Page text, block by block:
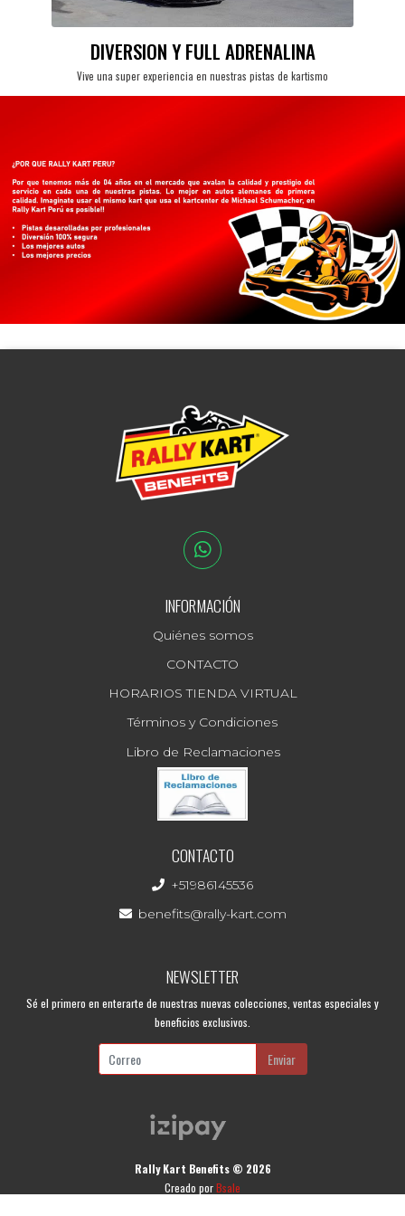
DIVERSION Y FULL ADRENALINA
Vive una super experiencia en nuestras pistas de kartismo
INFORMACIÓN
Quiénes somos
CONTACTO
HORARIOS TIENDA VIRTUAL
Términos y Condiciones
Libro de Reclamaciones
CONTACTO
+51986145536
benefits@rally-kart.com
NEWSLETTER
Sé el primero en enterarte de nuestras nuevas colecciones, ventas especiales y
beneficios exclusivos.
Enviar
Rally Kart Benefits © 2026
Creado porBsale